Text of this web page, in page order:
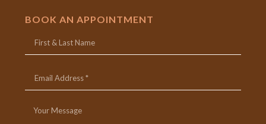
BOOK AN APPOINTMENT